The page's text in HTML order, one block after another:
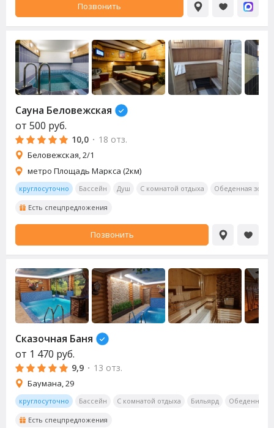
Позвонить
Сауна Беловежская
от 500 руб.
10,0 · 18 отз.
Беловежская, 2/1
метро Площадь Маркса (2км)
круглосуточно Бассейн Душ С комнатой отдыха Обеденная зона
Есть спецпредложения
Позвонить
Сказочная Баня
от 1 470 руб.
9,9 · 13 отз.
Баумана, 29
круглосуточно Бассейн С комнатой отдыха Бильярд Обеденная
Есть спецпредложения